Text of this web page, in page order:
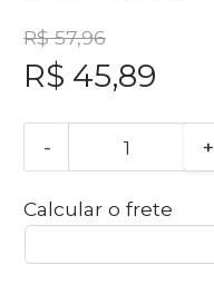
R$ 57,96
R$ 45,89
- +
Calcular o frete